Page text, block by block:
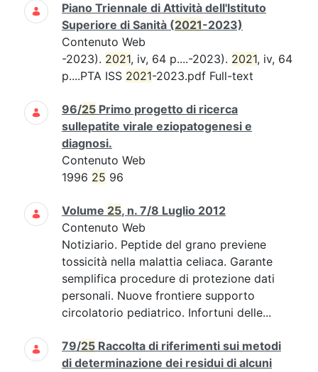
Piano Triennale di Attività dell'Istituto
Superiore di Sanità (2021-2023)
Contenuto Web
-2023). 2021, iv, 64 p....-2023). 2021, iv, 64
p....PTA ISS 2021-2023.pdf Full-text
96/25 Primo progetto di ricerca
sullepatite virale eziopatogenesi e
diagnosi.
Contenuto Web
1996 25 96
Volume 25, n. 7/8 Luglio 2012
Contenuto Web
Notiziario. Peptide del grano previene
tossicità nella malattia celiaca. Garante
semplifica procedure di protezione dati
personali. Nuove frontiere supporto
circolatorio pediatrico. Infortuni delle...
79/25 Raccolta di riferimenti sui metodi
di determinazione dei residui di alcuni